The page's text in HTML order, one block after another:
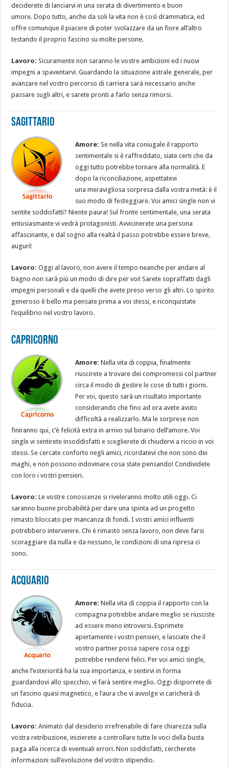
deciderete di lanciarvi in una serata di divertimento e buon
umore. Dopo tutto, anche da soli la vita non è così drammatica, ed
offre comunque il piacere di poter svolazzare da un fiore all’altro
testando il proprio fascino su molte persone.
Lavoro: Sicuramente non saranno le vostre ambizioni ed i nuovi
impegni a spaventarvi. Guardando la situazione astrale generale, per
avanzare nel vostro percorso di carriera sarà necessario anche
passare sugli altri, e sarete pronti a farlo senza rimorsi.
Sagittario
Amore: Se nella vita coniugale il rapporto
sentimentale si è raffreddato, siate certi che da
oggi tutto potrebbe tornare alla normalità. E
dopo la riconciliazione, aspettatevi
una meravigliosa sorpresa dalla vostra metà: è il
suo modo di festeggiare. Voi amici single non vi
sentite soddisfatti? Niente paura! Sul fronte sentimentale, una serata
entusiasmante vi vedrà protagonisti. Avvicinerete una persona
affascinante, e dal sogno alla realtà il passo potrebbe essere breve,
auguri!
Lavoro:Oggi al lavoro, non avere il tempo neanche per andare al
bagno non sarà più un modo di dire per voi! Sarete sopraffatti dagli
impegni personali e da quelli che avete preso verso gli altri. Lo spirito
generoso è bello ma pensate prima a voi stessi, e riconquistate
l’equilibrio nel vostro lavoro.
Capricorno
Amore: Nella vita di coppia, finalmente
riuscirete a trovare dei compromessi col partner
circa il modo di gestire le cose di tutti i giorni.
Per voi, questo sarà un risultato importante
considerando che fino ad ora avete avuto
difficoltà a realizzarlo. Ma le sorprese non
finiranno qui, c’è felicità extra in arrivo sul binario dell’amore. Voi
single vi sentirete insoddisfatti e sceglierete di chiudervi a riccio in voi
stessi. Se cercate conforto negli amici, ricordatevi che non sono dei
maghi, e non possono indovinare cosa state pensando! Condividete
con loro i vostri pensieri.
Lavoro: Le vostre conoscenze si riveleranno molto utili oggi. Ci
saranno buone probabilità per dare una spinta ad un progetto
rimasto bloccato per mancanza di fondi. I vostri amici influenti
potrebbero intervenire. Chi è rimasto senza lavoro, non deve farsi
scoraggiare da nulla e da nessuno, le condizioni di una ripresa ci
sono.
Acquario
Amore: Nella vita di coppia il rapporto con la
compagna potrebbe andare meglio se riusciste
ad essere meno introversi. Esprimete
apertamente i vostri pensieri, e lasciate che il
vostro partner possa sapere cosa oggi
potrebbe rendervi felici. Per voi amici single,
anche l’esteriorità ha la sua importanza, e sentirvi in forma
guardandovi allo specchio, vi farà sentire meglio. Oggi disporrete di
un fascino quasi magnetico, e l’aura che vi avvolge vi caricherà di
fiducia.
Lavoro: Animato dal desiderio irrefrenabile di fare chiarezza sulla
vostra retribuzione, inizierete a controllare tutte le voci della busta
paga alla ricerca di eventuali errori. Non soddisfatti, cercherete
informazioni sull’evoluzione del vostro stipendio.